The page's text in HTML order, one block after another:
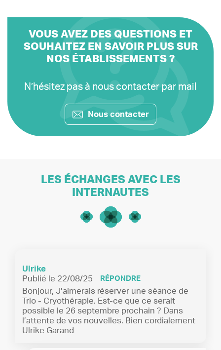
VOUS AVEZ DES QUESTIONS ET
SOUHAITEZ EN SAVOIR PLUS SUR
NOS ÉTABLISSEMENTS ?
N’hésitez pas à nous contacter par mail
Nous contacter
LES ÉCHANGES AVEC LES
INTERNAUTES
Ulrike
Publié le 22/08/25
RÉPONDRE
Bonjour, J’aimerais réserver une séance de
Trio - Cryothérapie. Est-ce que ce serait
possible le 26 septembre prochain ? Dans
l’attente de vos nouvelles. Bien cordialement
Ulrike Garand